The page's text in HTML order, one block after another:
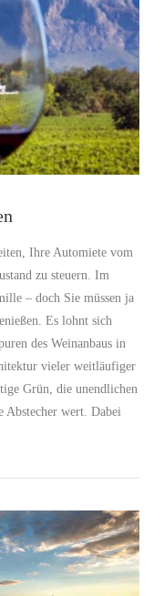
Ihre Automiete vom
zu steuern. Im
– doch Sie müssen ja
Es lohnt sich
des Weinanbaus in
vieler weitläufiger
Grün, die unendlichen
Abstecher wert. Dabei